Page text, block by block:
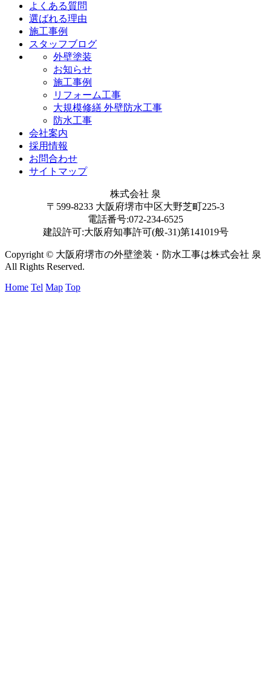
よくある質問
選ばれる理由
施工事例
スタッフブログ
外壁塗装
お知らせ
施工事例
リフォーム工事
大規模修繕 外壁防水工事
防水工事
会社案内
採用情報
お問合わせ
サイトマップ
株式会社 泉
〒599-8233 大阪府堺市中区大野芝町225-3
電話番号:072-234-6525
建設許可:大阪府知事許可(般-31)第141019号
Copyright © 大阪府堺市の外壁塗装・防水工事は株式会社 泉
All Rights Reserved.
Home Tel Map Top